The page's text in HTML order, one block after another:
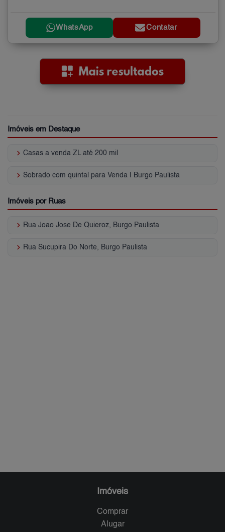
WhatsApp Contatar
Imóveis em Destaque
keyboard_arrow_right Casas a venda ZL até 200 mil
keyboard_arrow_right Sobrado com quintal para Venda | Burgo Paulista
Imóveis por Ruas
keyboard_arrow_right Rua Joao Jose De Quieroz, Burgo Paulista
keyboard_arrow_right Rua Sucupira Do Norte, Burgo Paulista
Imóveis
Comprar
Alugar